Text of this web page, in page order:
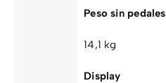
Peso sin pedales
14,1 kg
Display